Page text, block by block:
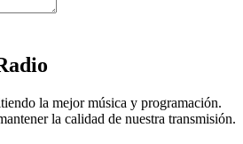
la mejor música y programación.
la calidad de nuestra transmisión.